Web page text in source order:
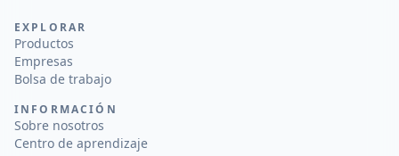
EXPLORAR
Productos
Empresas
Bolsa de trabajo
INFORMACIÓN
Sobre nosotros
Centro de aprendizaje